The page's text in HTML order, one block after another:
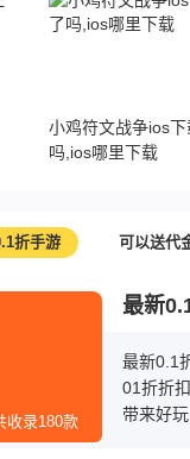
小鸡符文战争ios下
吗,ios哪里下载
折手游 可以送代
收录180款
最新
最新0.1
01折折
带来好